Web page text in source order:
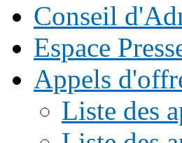
Conseil
Espace
Appels
Liste des